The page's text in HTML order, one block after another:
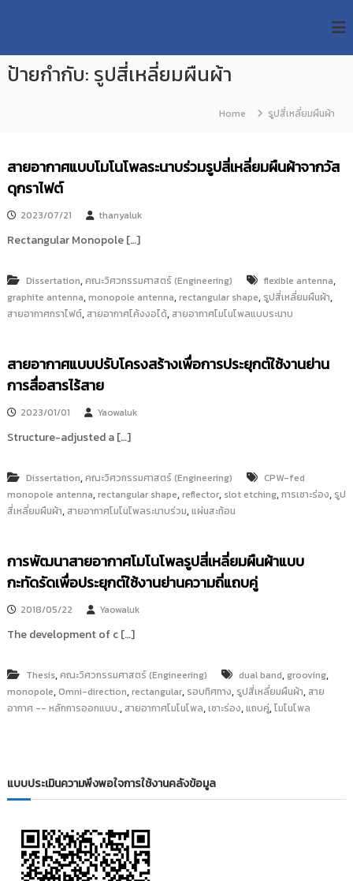
p
U
T
e
a
r
c
R
e
p
i
t
r
y
ค
ลั
ง
อ
มู
ล
ง
า
วิ
จั
ย
วิ
ท
ท
โ
ล
า
ช
ม
ง
ธั
บุ
รี
ป้ายกำกับ: รูปสี่เหลี่ยมผืนผ้า
Home รูปสี่เหลี่ยมผืนผ้า
สายอากาศแบบโมโนโพลระนาบร่วมรูปสี่เหลี่ยมผืนผ้าจากวัส
ดุกราไฟต์
2023/07/21 thanyaluk
Rectangular Monopole […]
Dissertation,คณะวิศวกรรมศาสตร์ (Engineering) flexible antenna,
graphite antenna,monopole antenna,rectangular shape, รูปสี่เหลี่ยมผืนผ้า,
สายอากาศกราไฟต์, สายอากาศโค้งงอได้, สายอากาศโมโนโพลแบบระนาบ
สายอากาศแบบปรับโครงสร้างเพื่อการประยุกต์ใช้งานย่าน
การสื่อสารไร้สาย
2023/01/01 Yaowaluk
Structure-adjusted a […]
Dissertation,คณะวิศวกรรมศาสตร์ (Engineering)
CPW-fed
monopole antenna,rectangular shape,reflector, slot etching,การเซาะร่อง, รูป
สี่เหลี่ยมผืนผ้า, สายอากาศโมโนโพลระนาบร่วม,แผ่นสะท้อน
การพัฒนาสายอากาศโมโนโพลรูปสี่เหลี่ยมผืนผ้าแบบ
กะทัดรัดเพื่อประยุกต์ใช้งานย่านความถี่แถบคู่
2018/05/22 Yaowaluk
The development of c […]
Thesis,คณะวิศวกรรมศาสตร์ (Engineering) dual band, grooving,
monopole,Omni-direction,rectangular, รอบทิศทาง, รูปสี่เหลี่ยมผืนผ้า, สาย
อากาศ -- หลักการออกแบบ., สายอากาศโมโนโพล,เซาะร่อง,แถบคู่,โมโนโพล
แบบประเมินความพึงพอใจการใช้งานคลังข้อมูล